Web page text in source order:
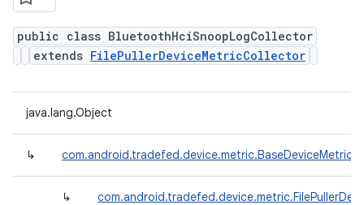
public class BluetoothHciSnoopLogCollector
extends FilePullerDeviceMetricCollector
java.lang.Object
↳
↳